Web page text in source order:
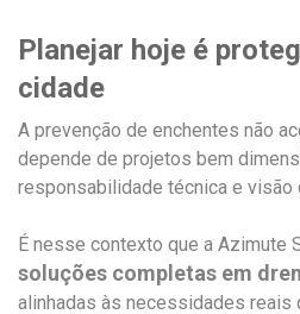
Planejar hoje é
cidade
A prevenção de enchentes não
depende de projetos bem
responsabilidade técnica e visão
É nesse contexto que a Azimute
soluções completas em
alinhadas às necessidades reais